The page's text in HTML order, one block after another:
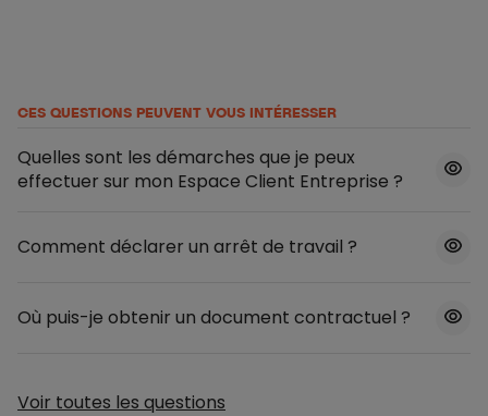
CES QUESTIONS PEUVENT VOUS INTÉRESSER
Quelles sont les démarches que je peux
effectuer sur mon Espace Client Entreprise ?
Comment déclarer un arrêt de travail ?
Où puis-je obtenir un document contractuel ?
Voir toutes les questions